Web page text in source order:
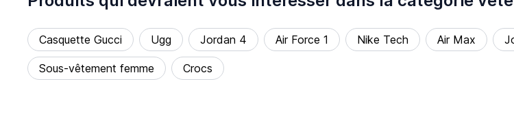
Casquette Gucci Ugg Jordan 4 Air Force 1 Nike Tech Air Max
Sous-vêtement femme Crocs